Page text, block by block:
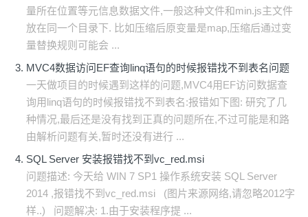
量所在位置等元信息数据文件,一般这种文件和min.js主文件
放在同一个目录下. 比如压缩后原变量是map,压缩后通过变
量替换规则可能会 ...
MVC4数据访问EF查询linq语句的时候报错找不到表名问题
一天做项目的时候遇到这样的问题,MVC4用EF访问数据查
询用linq语句的时候报错找不到表名:报错如下图: 研究了几
种情况,最后还是没有找到正真的问题所在,不过可能是和路
由解析问题有关,暂时还没有进行 ...
SQL Server 安装报错找不到vc_red.msi
问题描述: 今天给 WIN 7 SP1 操作系统安装 SQL Server
2014 ,报错找不到vc_red.msi (图片来源网络,请忽略2012字
样..) 问题解决: 1.由于安装程序提 ...